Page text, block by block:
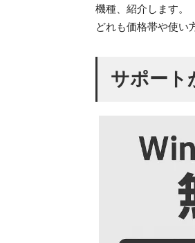
機種、紹介します。
どれも価格帯や使い
サポート